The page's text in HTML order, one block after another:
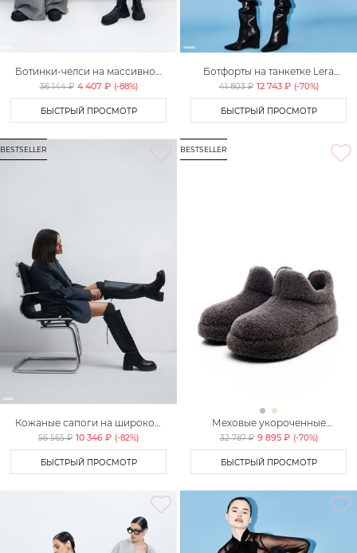
Ботинки-челси на массивной
подошве Lera Nena Unreal
36 144 ₽ 4 407 ₽ (-88%)
БЫСТРЫЙ ПРОСМОТР
Ботфорты на танкетке Lera
Nena Unreal
41 803 ₽ 12 743 ₽ (-70%)
БЫСТРЫЙ ПРОСМОТР
BESTSELLER
Кожаные сапоги на широком
каблуке Lera Nena
56 565 ₽ 10 346 ₽ (-82%)
БЫСТРЫЙ ПРОСМОТР
BESTSELLER
Меховые укороченные
ботинки Lera Nena
32 787 ₽ 9 895 ₽ (-70%)
БЫСТРЫЙ ПРОСМОТР